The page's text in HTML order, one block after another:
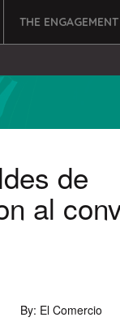
THE ENGAGEMENT
de
al
By: El Comercio